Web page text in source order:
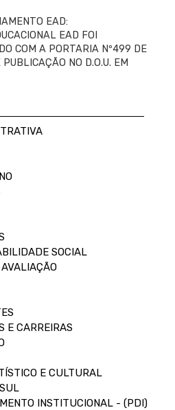
EAD:
EAD FOI
COM A PORTARIA Nº499 DE
NO D.O.U. EM
SOCIAL
E CARREIRAS
E CULTURAL
INSTITUCIONAL - (PDI)